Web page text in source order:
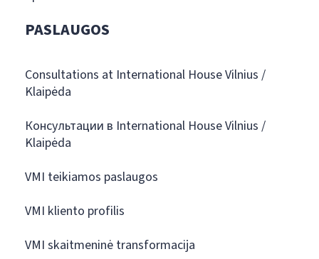
PASLAUGOS
Consultations at International House Vilnius /
Klaipėda
Консультации в International House Vilnius /
Klaipėda
VMI teikiamos paslaugos
VMI kliento profilis
VMI skaitmeninė transformacija